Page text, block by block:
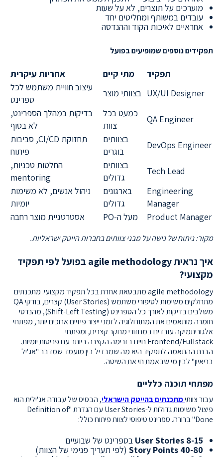
מוערכים על תוצרים, לא על שעות
עובדים במשותף ומחליטים יחד
אחראיים לאיכות הקוד וההנדסה
תפקידים נוספים שמופיעים בפועל
תפקיד מתי קיים
אחריות עיקרית
UX/UI Designer בצוותי מוצר
עיצוב חוויית משתמש לכל
ספרינט
QA Engineer
כמעט בכל
צוות
בדיקות במהלך הספרינט,
לא בסוף
DevOps Engineer
בצוותים
בוגרים
תחזוקת CI/CD, סביבות
פיתוח
Tech Lead
בצוותים
גדולים
החלטות טכניות,
mentoring
Engineering
Manager
בארגונים
גדולים
ניהול אנשים, לא משימות
יומיות
Product Manager
מעל ה-PO אסטרטגיית מוצר רחבה
מקור: ניתוח של נישה על מבני צוותים בחברות הייטק ישראליות.
איך נראית agile methodology בפועל לפי תפקיד
מקצועי?
agile methodology מתבטאת אחרת בכל תפקיד מקצועי. מתכנתים
מתחלקים משימות לסיפורי משתמש (User Stories) קצרים, בודקי QA
משלבים בדיקות לאורך כל הספרינט (Shift-Left Testing), מהנדסי
חומרה מותאמים את המתודולוגיה לזמני ייצור פיזיים ארוכים יותר, מפתחי
אלגוריתמיקה עובדים במחזורי מחקר קצרים, ומפתחי
Frontend/Fullstack חיים בזרימה הקצרה ביותר עם פריסות יומיות.
הבנת ההתאמה לתפקיד היא מה שמבדיל בין מועמד שמדבר "אג'יל
בריאיון" לבין מי שבאמת חי את השיטה.
מפתחי תוכנה כלליים
עבור צוותימתכנתים בהייטק הישראלי, הבסיס של עבודה אג'ילית הוא
פיצול משימות גדולות ל-User Stories עם הגדרת "Definition of
Done" ברורה. ספרינט טיפוסי לצוות פיתוח כולל:
8-15 User Stories
בספרינט של שבועיים
40-80 Story Points
(לפי תעריך פנימי של הצוות)